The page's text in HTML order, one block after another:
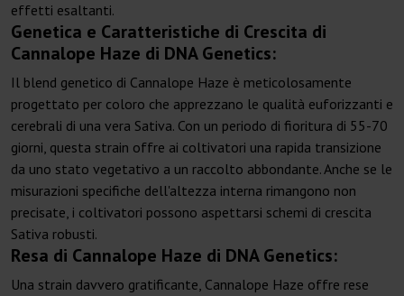
effetti esaltanti.
Genetica e Caratteristiche di Crescita di
Cannalope Haze di DNA Genetics:
Il blend genetico di Cannalope Haze è meticolosamente
progettato per coloro che apprezzano le qualità euforizzanti e
cerebrali di una vera Sativa. Con un periodo di fioritura di 55-70
giorni, questa strain offre ai coltivatori una rapida transizione
da uno stato vegetativo a un raccolto abbondante. Anche se le
misurazioni specifiche dell'altezza interna rimangono non
precisate, i coltivatori possono aspettarsi schemi di crescita
Sativa robusti.
Resa di Cannalope Haze di DNA Genetics:
Una strain davvero gratificante, Cannalope Haze offre rese